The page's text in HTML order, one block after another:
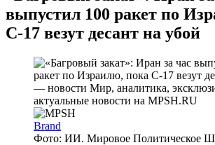
выпустил 100 ракет по
C-17 везут десант на убой
Brand
Фото: ИИ. Мировое Политическое